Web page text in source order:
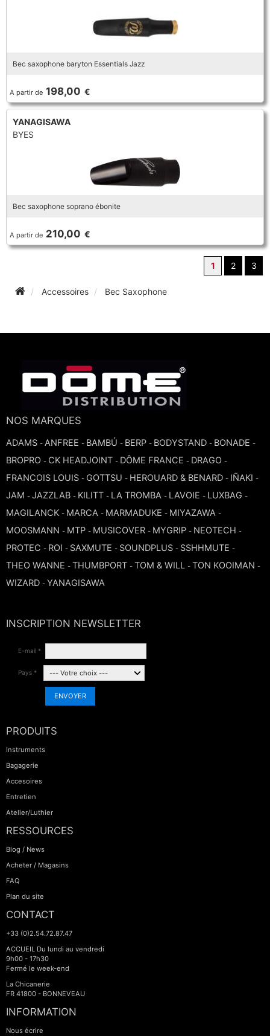
Bec saxophone baryton Essentials Jazz
A partir de 198,00 €
YANAGISAWA
BYES
Bec saxophone soprano ébonite
A partir de 210,00 €
1 2 3
Accessoires Bec Saxophone
NOS MARQUES
ADAMS - ANFREE - BAMBÚ - BERP - BODYSTAND - BONADE -
BROPRO - CK HEADJOINT - DÔME FRANCE - DRAGO -
FRANCOIS LOUIS - GOTTSU - HEROUARD & BENARD - IÑAKI -
JAM - JAZZLAB - KILITT - LA TROMBA - LAVOIE - LUXBAG -
MAGILANCK - MARCA - MARMADUKE - MIYAZAWA -
MOOSMANN - MTP - MUSICOVER - MYGRIP - NEOTECH -
PROTEC - ROI - SAXMUTE - SOUNDPLUS - SSHHMUTE -
THEO WANNE - THUMBPORT - TOM & WILL - TON KOOIMAN -
WIZARD - YANAGISAWA
INSCRIPTION NEWSLETTER
E-mail *
Pays *
ENVOYER
PRODUITS
Instruments
Bagagerie
Accesoires
Entretien
Atelier/Luthier
RESSOURCES
Blog / News
Acheter / Magasins
FAQ
Plan du site
CONTACT
+33 (0)2.54.72.87.47
ACCUEIL Du lundi au vendredi
9h00 - 17h30
Fermé le week-end
La Chicanerie
FR 41800 - BONNEVEAU
INFORMATION
Nous écrire